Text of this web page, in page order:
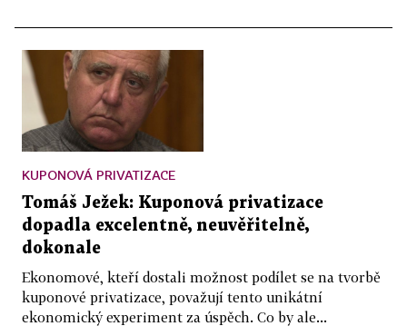
KUPONOVÁ PRIVATIZACE
Tomáš Ježek: Kuponová privatizace
dopadla excelentně, neuvěřitelně,
dokonale
Ekonomové, kteří dostali možnost podílet se na tvorbě
kuponové privatizace, považují tento unikátní
ekonomický experiment za úspěch. Co by ale...